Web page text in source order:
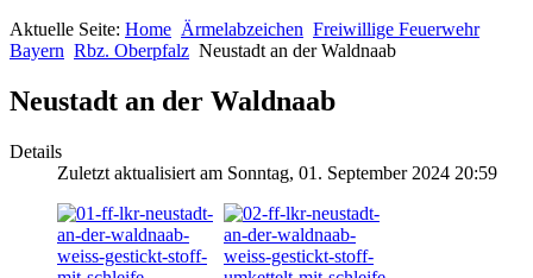
Aktuelle Seite: Home Ärmelabzeichen Freiwillige Feuerwehr
Bayern Rbz. Oberpfalz Neustadt an der Waldnaab
Neustadt an der Waldnaab
Details
Zuletzt aktualisiert am Sonntag, 01. September 2024 20:59